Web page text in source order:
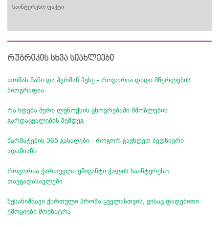
საინტერესო ფაქტი
რუბრიკის სხვა სიახლეები
თომას მანი და ჰერმან ჰესე - როგორია დიდი მწერლების
ბიოგრაფია
რა ხდება მერი ლენოქსის ცხოვრებაში მშობლების
გარდაცვალების შემდეგ
წარმატების 365 გასაღები - როგორ გავხდეთ ბედნიერი
ადამიანი
როგორია ქართველი ემიგანტი ქალის საინტერესო
თავგადასავლები
შესანიშნავი ქართული პროზა ყველასთვის, ვისაც დადებითი
ემოციები მოენატრა